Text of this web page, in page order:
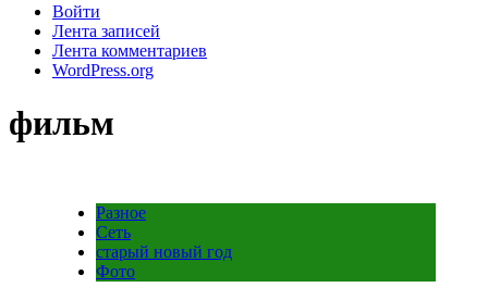
Войти
Лента записей
Лента комментариев
WordPress.org
фильм
Разное
Сеть
старый новый год
Фото